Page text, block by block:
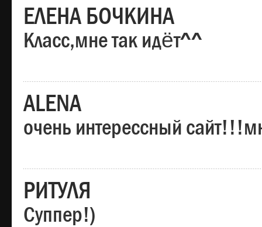
ЕЛЕНА БОЧКИНА
Класс,мне так идёт^^
ALENA
очень интерессный
РИТУЛЯ
Суппер!)